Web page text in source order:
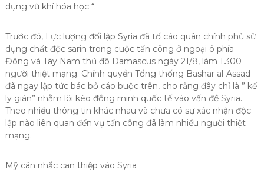
dụng vũ khí hóa học “.
Trước đó, Lực lượng đối lập Syria đã tố cáo quân chính phủ sử
dụng chất độc sarin trong cuộc tấn công ở ngoại ô phía
Đông và Tây Nam thủ đô Damascus ngày 21/8, làm 1.300
người thiệt mạng. Chính quyền Tổng thống Bashar al-Assad
đã ngay lập tức bác bỏ cáo buộc trên, cho rằng đây chỉ là ” kế
ly gián” nhằm lôi kéo đồng minh quốc tế vào vấn đề Syria.
Theo nhiều thông tin khác nhau và chưa có sự xác nhận độc
lập nào liên quan đến vụ tấn công đã làm nhiều người thiệt
mạng.
Mỹ cân nhắc can thiệp vào Syria